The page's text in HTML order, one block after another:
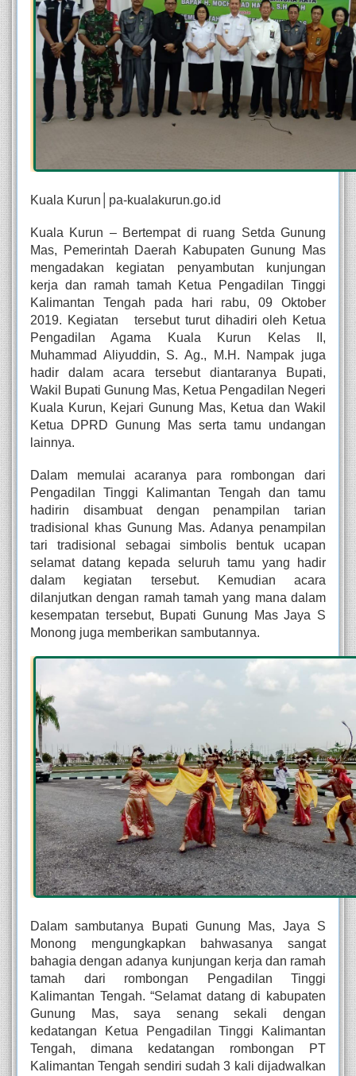
Kuala Kurun│pa-kualakurun.go.id
Kuala Kurun – Bertempat di ruang Setda Gunung
Mas, Pemerintah Daerah Kabupaten Gunung Mas
mengadakan kegiatan penyambutan kunjungan
kerja dan ramah tamah Ketua Pengadilan Tinggi
Kalimantan Tengah pada hari rabu, 09 Oktober
2019. Kegiatan   tersebut turut dihadiri oleh Ketua
Pengadilan Agama Kuala Kurun Kelas II,
Muhammad Aliyuddin, S. Ag., M.H. Nampak juga
hadir dalam acara tersebut diantaranya Bupati,
Wakil Bupati Gunung Mas, Ketua Pengadilan Negeri
Kuala Kurun, Kejari Gunung Mas, Ketua dan Wakil
Ketua DPRD Gunung Mas serta tamu undangan
lainnya.
Dalam memulai acaranya para rombongan dari
Pengadilan Tinggi Kalimantan Tengah dan tamu
hadirin disambuat dengan penampilan tarian
tradisional khas Gunung Mas. Adanya penampilan
tari tradisional sebagai simbolis bentuk ucapan
selamat datang kepada seluruh tamu yang hadir
dalam kegiatan tersebut. Kemudian acara
dilanjutkan dengan ramah tamah yang mana dalam
kesempatan tersebut, Bupati Gunung Mas Jaya S
Monong juga memberikan sambutannya.
Dalam sambutanya Bupati Gunung Mas, Jaya S
Monong mengungkapkan bahwasanya sangat
bahagia dengan adanya kunjungan kerja dan ramah
tamah dari rombongan Pengadilan Tinggi
Kalimantan Tengah. “Selamat datang di kabupaten
Gunung Mas, saya senang sekali dengan
kedatangan Ketua Pengadilan Tinggi Kalimantan
Tengah, dimana kedatangan rombongan PT
Kalimantan Tengah sendiri sudah 3 kali dijadwalkan